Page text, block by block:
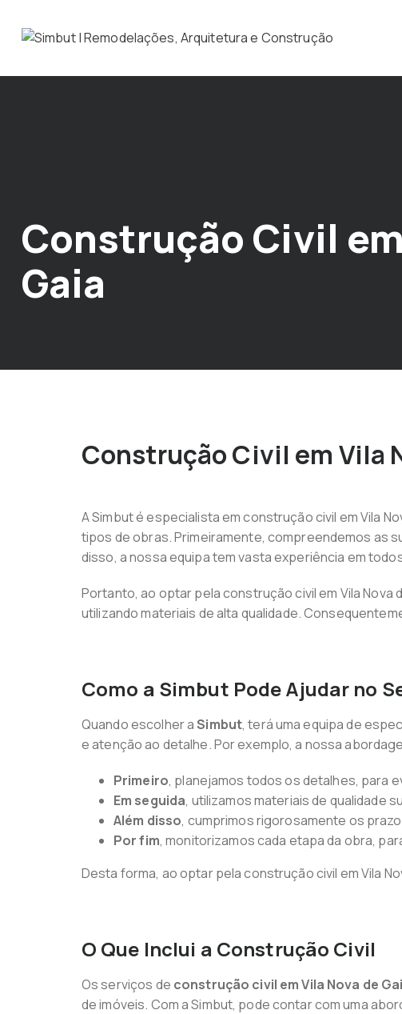
Construção Civil
Gaia
Construção Civil em Vila
A Simbut é especialista em construção civil em Vila
tipos de obras. Primeiramente, compreendemos as
disso, a nossa equipa tem vasta experiência em
Portanto, ao optar pela construção civil em Vila
utilizando materiais de alta qualidade.
Como a Simbut Pode Ajudar no
Quando escolher aSimbut, terá uma equipa de
e atenção ao detalhe. Por exemplo, a nossa
Primeiro, planejamos todos os detalhes, para
Em seguida, utilizamos materiais de qualidade
Além disso, cumprimos rigorosamente os
Por fim, monitorizamos cada etapa da obra,
Desta forma, ao optar pela construção civil em Vila
O Que Inclui a Construção Civil
Os serviços de construção civil em Vila Nova de
de imóveis. Com a Simbut, pode contar com uma